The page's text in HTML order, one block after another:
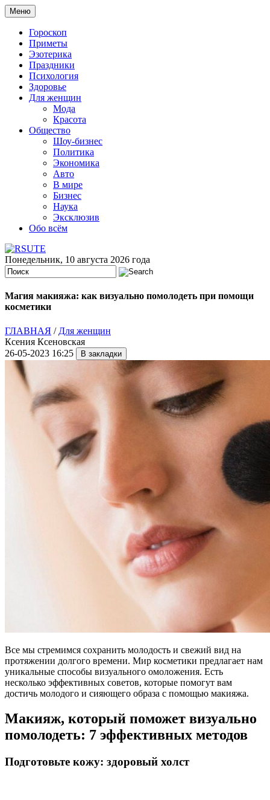
Меню
Гороскоп
Приметы
Эзотерика
Праздники
Психология
Здоровье
Для женщин
Мода
Красота
Общество
Шоу-бизнес
Политика
Экономика
Авто
В мире
Бизнес
Наука
Эксклюзив
Обо всём
Понедельник, 10 августа 2026 года
Магия макияжа: как визуально помолодеть при помощи
косметики
ГЛАВНАЯ / Для женщин
Ксения Ксеновская
26-05-2023 16:25
Все мы стремимся сохранить молодость и свежий вид на
протяжении долгого времени. Мир косметики предлагает нам
уникальные способы визуального омоложения. Есть
несколько эффективных советов, которые помогут вам
достичь молодого и сияющего образа с помощью макияжа.
Макияж, который поможет визуально
помолодеть: 7 эффективных методов
Подготовьте кожу: здоровый холст